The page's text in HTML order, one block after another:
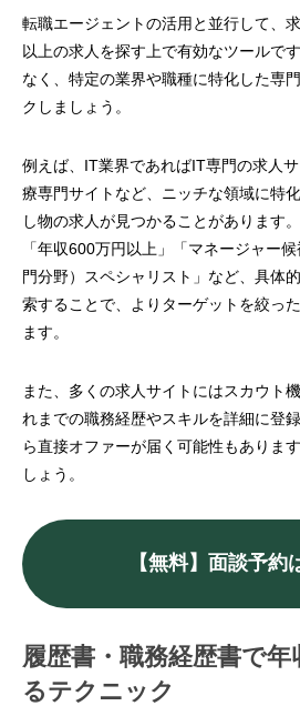
転職エージェントの活用と並行して、
以上の求人を探す上で有効なツールで
なく、特定の業界や職種に特化した専
クしましょう。
例えば、IT業界であればIT専門の求人
療専門サイトなど、ニッチな領域に特
し物の求人が見つかることがあります
「年収600万円以上」「マネージャー
門分野）スペシャリスト」など、具体
索することで、よりターゲットを絞っ
ます。
また、多くの求人サイトにはスカウト
れまでの職務経歴やスキルを詳細に登
ら直接オファーが届く可能性もありま
しょう。
【無料】面談予約
履歴書・職務経歴書で
るテクニック